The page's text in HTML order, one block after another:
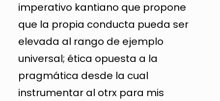
imperativo kantiano que propone
que la propia conducta pueda ser
elevada al rango de ejemplo
universal; ética opuesta a la
pragmática desde la cual
instrumentar al otrx para mis